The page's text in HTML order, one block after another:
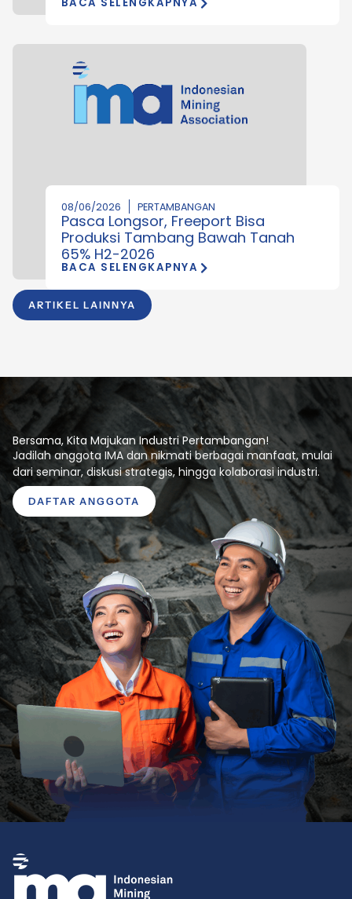
ARTIKEL LAINNYA
08/06/2026 PERTAMBANGAN
Pasca Longsor, Freeport Bisa
Produksi Tambang Bawah Tanah
65% H2-2026
BACA SELENGKAPNYA
Bersama, Kita Majukan Industri Pertambangan!
Jadilah anggota IMA dan nikmati berbagai manfaat, mulai
dari seminar, diskusi strategis, hingga kolaborasi industri.
DAFTAR ANGGOTA